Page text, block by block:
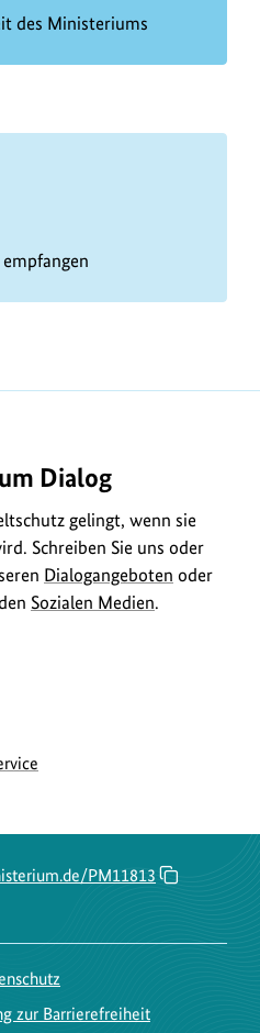
des Ministeriums
Dialog
gelingt, wenn sie
Schreiben Sie uns oder
Dialogangeboten oder
Sozialen Medien.
PM11813
zur Barrierefreiheit